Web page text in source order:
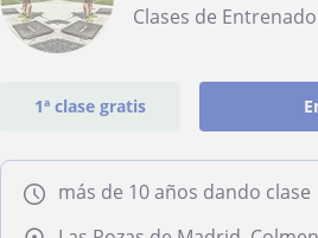
Clases de
1ª clase gratis
más de 10 años dando clase